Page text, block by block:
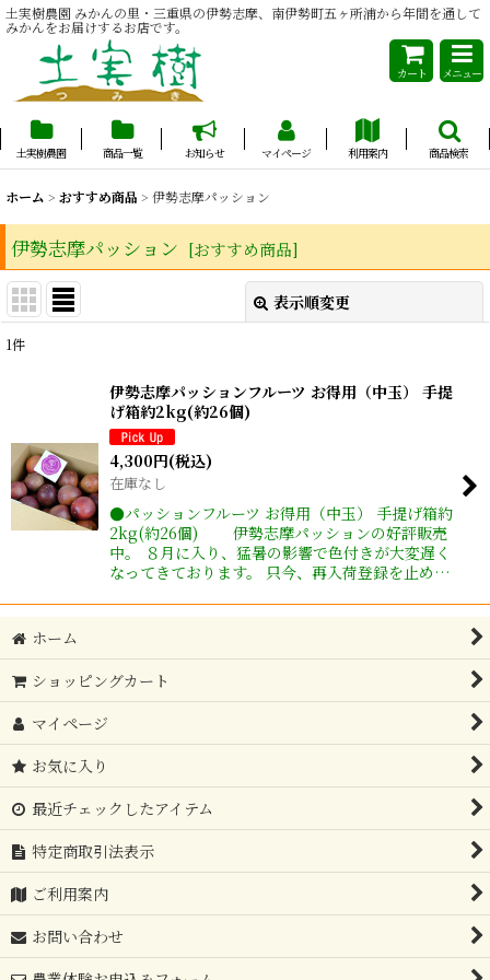
土実樹農園 みかんの里・三重県の伊勢志摩、南伊勢町五ヶ所浦から年間を通して
みかんをお届けするお店です。
カート メニュー
土実樹農園 商品一覧 お知らせ マイページ 利用案内 商品検索
ホーム > おすすめ商品 > 伊勢志摩パッション
伊勢志摩パッション [おすすめ商品]
表示順変更
1件
伊勢志摩パッションフルーツ お得用（中玉） 手提
げ箱約2kg(約26個)
4,300円(税込)
在庫なし
●パッションフルーツ お得用（中玉） 手提げ箱約
2kg(約26個) 伊勢志摩パッションの好評販売
中。 ８月に入り、猛暑の影響で色付きが大変遅く
なってきております。 只今、再入荷登録を止め…
ホーム
ショッピングカート
マイページ
お気に入り
最近チェックしたアイテム
特定商取引法表示
ご利用案内
お問い合わせ